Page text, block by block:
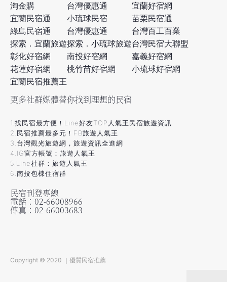
淘金購 台灣優惠通
宜蘭好宿網
宜蘭民宿通
小琉球民宿
苗栗民宿通
綠島民宿通
台灣優惠通
台灣百工百業
探索．宜蘭旅遊探索．小琉球旅遊台灣民宿大聯盟
彰化好宿網
南投好宿網
嘉義好宿網
花蓮好宿網
桃竹苗好宿網
小琉球好宿網
宜蘭民宿推薦王
更多社群媒體替你找到理想的民宿
1.找民宿最方便！Line好友TOP人氣王民宿旅遊資訊
2.民宿推薦最多元！FB旅遊人氣王
3.台灣觀光旅遊網，旅遊資訊全進網
4.IG官方帳號：旅遊人氣王
5.Line社群：旅遊人氣王
6.南投包棟住宿群
民宿刊登專線
電話：02-66008966
傳真：02-66003683
Copyright © 2020 ｜優質民宿推薦